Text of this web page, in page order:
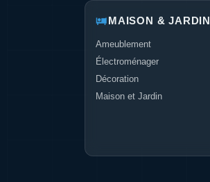
MAISON & JARDIN
Ameublement
Électroménager
Décoration
Maison et Jardin